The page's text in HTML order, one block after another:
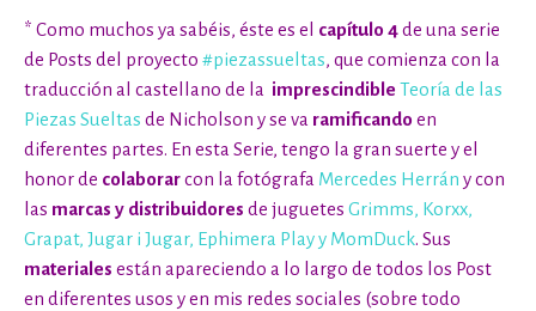
* Como muchos ya sabéis, éste es el capítulo 4de una serie
de Posts del proyecto #piezassueltas, que comienza con la
traducción al castellano de la imprescindible Teoría de las
Piezas Sueltas de Nicholson y se va ramificando en
diferentes partes. En esta Serie, tengo la gran suerte y el
honor de colaborarcon la fotógrafa Mercedes Herrán y con
las marcas y distribuidores de juguetes Grimms, Korxx,
Grapat, Jugar i Jugar, Ephimera Playy MomDuck. Sus
materiales están apareciendo a lo largo de todos los Post
en diferentes usos y en mis redes sociales (sobre todo